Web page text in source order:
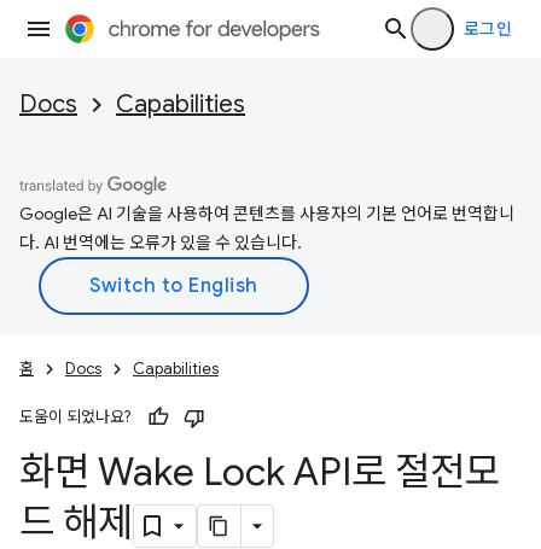
로그인
Docs Capabilities
Google은 AI 기술을 사용하여 콘텐츠를 사용자의 기본 언어로 번역합니
다. AI 번역에는 오류가 있을 수 있습니다.
홈 Docs Capabilities
도움이 되었나요?
화면 Wake Lock API로 절전모
드 해제